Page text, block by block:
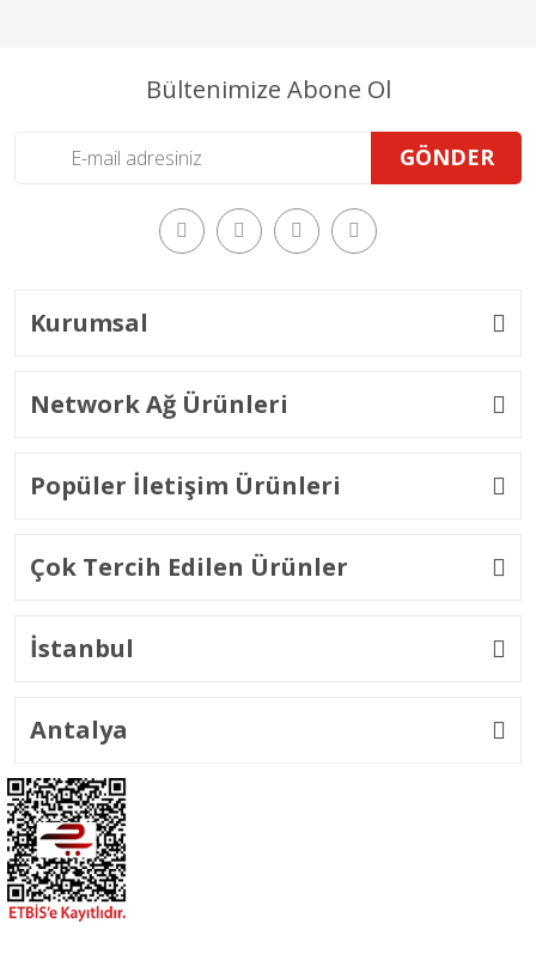
Bültenimize Abone Ol
GÖNDER
Kurumsal
Network Ağ Ürünleri
Popüler İletişim Ürünleri
Çok Tercih Edilen Ürünler
İstanbul
Antalya